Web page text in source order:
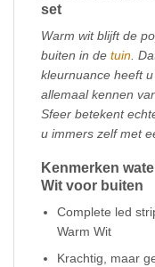
set
Warm wit blijft de
buiten in de tuin .
kleurnuance heeft
allemaal kennen
Sfeer betekent
u immers zelf met
Kenmerken
Wit voor buiten
Complete led
Warm Wit
Krachtig, maar